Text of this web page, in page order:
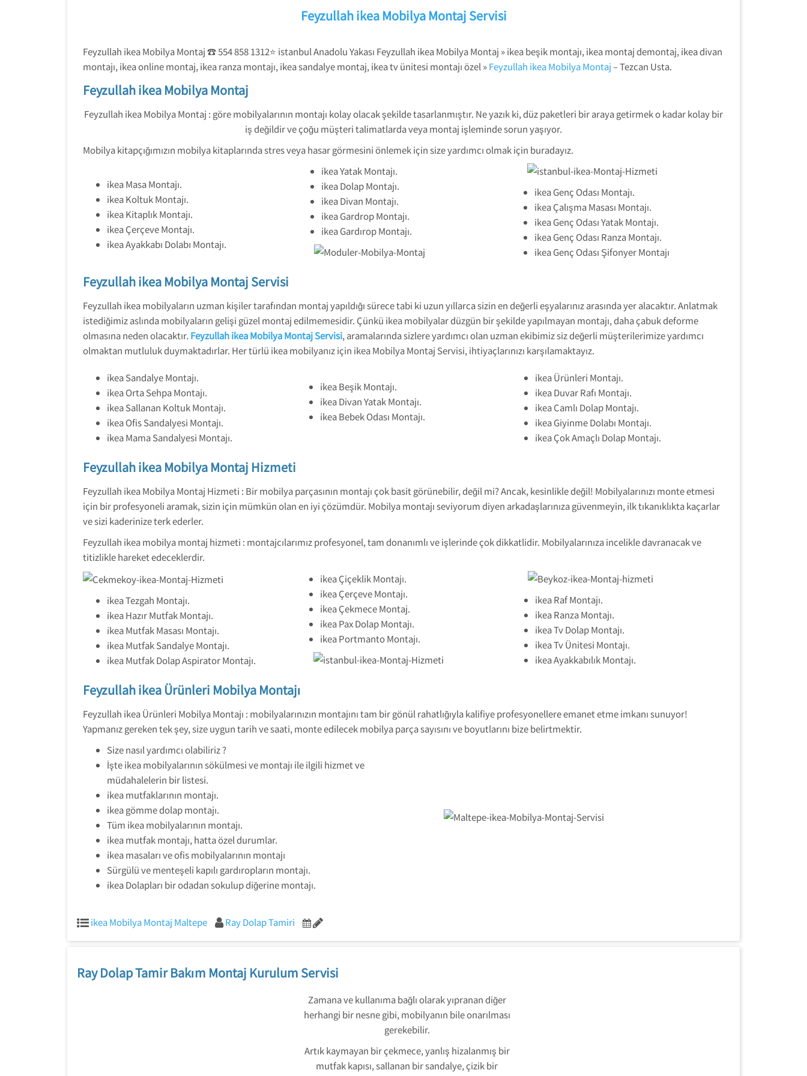
Feyzullah ikea Mobilya Montaj Servisi
Feyzullah ikea Mobilya Montaj ☎ 554 858 1312⭐ istanbul Anadolu Yakası Feyzullah ikea Mobilya Montaj » ikea beşik montajı, ikea montaj demontaj, ikea divan
montajı, ikea online montaj, ikea ranza montajı, ikea sandalye montaj, ikea tv ünitesi montajı özel »Feyzullah ikea Mobilya Montaj– Tezcan Usta.
Feyzullah ikea Mobilya Montaj
Feyzullah ikea Mobilya Montaj : göre mobilyalarının montajı kolay olacak şekilde tasarlanmıştır. Ne yazık ki, düz paketleri bir araya getirmek o kadar kolay bir
iş değildir ve çoğu müşteri talimatlarda veya montaj işleminde sorun yaşıyor.
Mobilya kitapçığımızın mobilya kitaplarında stres veya hasar görmesini önlemek için size yardımcı olmak için buradayız.
ikea Masa Montajı.
ikea Koltuk Montajı.
ikea Kitaplık Montajı.
ikea Çerçeve Montajı.
ikea Ayakkabı Dolabı Montajı.
ikea Yatak Montajı.
ikea Dolap Montajı.
ikea Divan Montajı.
ikea Gardrop Montajı.
ikea Gardırop Montajı.
ikea Genç Odası Montajı.
ikea Çalışma Masası Montajı.
ikea Genç Odası Yatak Montajı.
ikea Genç Odası Ranza Montajı.
ikea Genç Odası Şifonyer Montajı
Feyzullah ikea Mobilya Montaj Servisi
Feyzullah ikea mobilyaların uzman kişiler tarafından montaj yapıldığı sürece tabi ki uzun yıllarca sizin en değerli eşyalarınız arasında yer alacaktır. Anlatmak
istediğimiz aslında mobilyaların gelişi güzel montaj edilmemesidir. Çünkü ikea mobilyalar düzgün bir şekilde yapılmayan montajı, daha çabuk deforme
olmasına neden olacaktır. Feyzullah ikea Mobilya Montaj Servisi, aramalarında sizlere yardımcı olan uzman ekibimiz siz değerli müşterilerimize yardımcı
olmaktan mutluluk duymaktadırlar. Her türlü ikea mobilyanız için ikea Mobilya Montaj Servisi, ihtiyaçlarınızı karşılamaktayız.
ikea Sandalye Montajı.
ikea Orta Sehpa Montajı.
ikea Sallanan Koltuk Montajı.
ikea Ofis Sandalyesi Montajı.
ikea Mama Sandalyesi Montajı.
ikea Beşik Montajı.
ikea Divan Yatak Montajı.
ikea Bebek Odası Montajı.
ikea Ürünleri Montajı.
ikea Duvar Rafı Montajı.
ikea Camlı Dolap Montajı.
ikea Giyinme Dolabı Montajı.
ikea Çok Amaçlı Dolap Montajı.
Feyzullah ikea Mobilya Montaj Hizmeti
Feyzullah ikea Mobilya Montaj Hizmeti : Bir mobilya parçasının montajı çok basit görünebilir, değil mi? Ancak, kesinlikle değil! Mobilyalarınızı monte etmesi
için bir profesyoneli aramak, sizin için mümkün olan en iyi çözümdür. Mobilya montajı seviyorum diyen arkadaşlarınıza güvenmeyin, ilk tıkanıklıkta kaçarlar
ve sizi kaderinize terk ederler.
Feyzullah ikea mobilya montaj hizmeti : montajcılarımız profesyonel, tam donanımlı ve işlerinde çok dikkatlidir. Mobilyalarınıza incelikle davranacak ve
titizlikle hareket edeceklerdir.
ikea Tezgah Montajı.
ikea Hazır Mutfak Montajı.
ikea Mutfak Masası Montajı.
ikea Mutfak Sandalye Montajı.
ikea Mutfak Dolap Aspirator Montajı.
ikea Çiçeklik Montajı.
ikea Çerçeve Montajı.
ikea Çekmece Montaj.
ikea Pax Dolap Montajı.
ikea Portmanto Montajı.
ikea Raf Montajı.
ikea Ranza Montajı.
ikea Tv Dolap Montajı.
ikea Tv Ünitesi Montajı.
ikea Ayakkabılık Montajı.
Feyzullah ikea Ürünleri Mobilya Montajı
Feyzullah ikea Ürünleri Mobilya Montajı : mobilyalarınızın montajını tam bir gönül rahatlığıyla kalifiye profesyonellere emanet etme imkanı sunuyor!
Yapmanız gereken tek şey, size uygun tarih ve saati, monte edilecek mobilya parça sayısını ve boyutlarını bize belirtmektir.
Size nasıl yardımcı olabiliriz ?
İşte ikea mobilyalarının sökülmesi ve montajı ile ilgili hizmet ve
müdahalelerin bir listesi.
ikea mutfaklarının montajı.
ikea gömme dolap montajı.
Tüm ikea mobilyalarının montajı.
ikea mutfak montajı, hatta özel durumlar.
ikea masaları ve ofis mobilyalarının montajı
Sürgülü ve menteşeli kapılı gardıropların montajı.
ikea Dolapları bir odadan sokulup diğerine montajı.
ikea Mobilya Montaj Maltepe Ray Dolap Tamiri
Ray Dolap Tamir Bakım Montaj Kurulum Servisi
Zamana ve kullanıma bağlı olarak yıpranan diğer
herhangi bir nesne gibi, mobilyanın bile onarılması
gerekebilir.
Artık kaymayan bir çekmece, yanlış hizalanmış bir
mutfak kapısı, sallanan bir sandalye, çizik bir